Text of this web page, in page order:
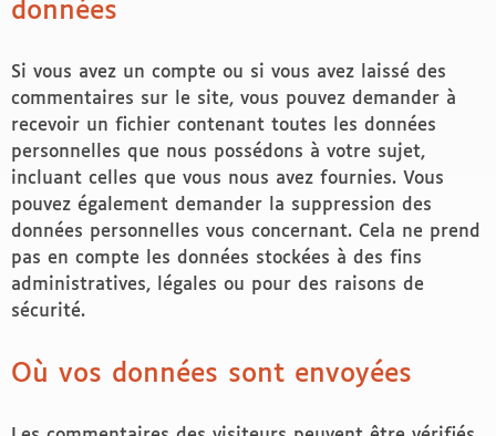
données
Si vous avez un compte ou si vous avez laissé des
commentaires sur le site, vous pouvez demander à
recevoir un fichier contenant toutes les données
personnelles que nous possédons à votre sujet,
incluant celles que vous nous avez fournies. Vous
pouvez également demander la suppression des
données personnelles vous concernant. Cela ne prend
pas en compte les données stockées à des fins
administratives, légales ou pour des raisons de
sécurité.
Où vos données sont envoyées